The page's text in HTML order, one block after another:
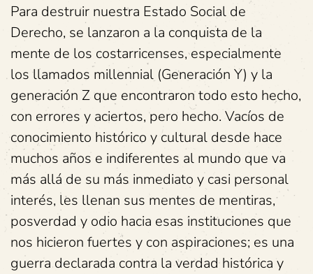
Para destruir nuestra Estado Social de
Derecho, se lanzaron a la conquista de la
mente de los costarricenses, especialmente
los llamados millennial (Generación Y) y la
generación Z que encontraron todo esto hecho,
con errores y aciertos, pero hecho. Vacíos de
conocimiento histórico y cultural desde hace
muchos años e indiferentes al mundo que va
más allá de su más inmediato y casi personal
interés, les llenan sus mentes de mentiras,
posverdad y odio hacia esas instituciones que
nos hicieron fuertes y con aspiraciones; es una
guerra declarada contra la verdad histórica y